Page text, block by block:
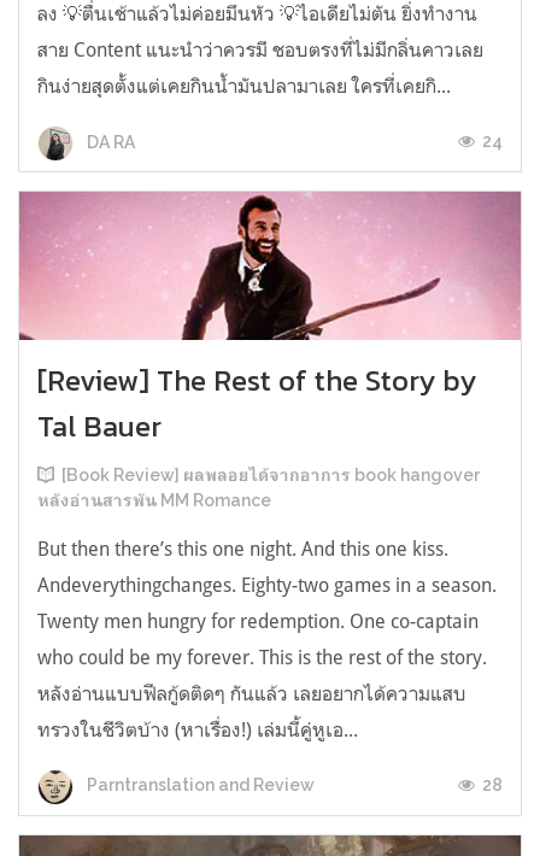
ลง 💡ตื่นเช้าแล้วไม่ค่อยมึนหัว 💡ไอเดียไม่ตัน ยิ่งทำงาน
สาย Content แนะนำว่าควรมี ชอบตรงที่ไม่มีกลิ่นคาวเลย
กินง่ายสุดตั้งแต่เคยกินน้ำมันปลามาเลย ใครที่เคยกิ...
DA RA 24
[Review] The Rest of the Story by
Tal Bauer
[Book Review] ผลพลอยได้จากอาการ book hangover
หลังอ่านสารพัน MM Romance
But then there’s this one night. And this one kiss.
Andeverythingchanges. Eighty-two games in a season.
Twenty men hungry for redemption. One co-captain
who could be my forever. This is the rest of the story.
หลังอ่านแบบฟีลกู้ดติดๆ กันแล้ว เลยอยากได้ความแสบ
ทรวงในชีวิตบ้าง (หาเรื่อง!) เล่มนี้คู่หูเอ...
Parntranslation and Review 28